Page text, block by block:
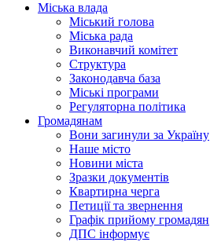
Міська влада
Міський голова
Міська рада
Виконавчий комітет
Структура
Законодавча база
Міські програми
Регуляторна політика
Громадянам
Вони загинули за Україну
Наше місто
Новини міста
Зразки документів
Квартирна черга
Петиції та звернення
Графік прийому громадян
ДПС інформує